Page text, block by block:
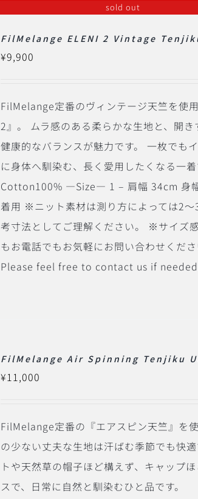
sold out
FilMelange ELENI 2 Vintage
¥9,900
FilMelange定番のヴィンテージ天竺を使
2』。 ムラ感のある柔らかな生地と、開
健康的なバランスが魅力です。 一枚でも
に身体へ馴染む、長く愛用したくなる一着
Cotton100% ―Size― 1 – 肩幅 34cm 身
着用 ※ニット素材は測り方によっては2
考寸法としてご理解ください。 ※サイズ
もお電話でもお気軽にお問い合わせく
Please feel free to contact us if
FilMelange Air Spinning Tenjiku
¥11,000
FilMelange定番の『エアスピン天竺』を
の少ない丈夫な生地は汗ばむ季節でも快
トや天然草の帽子ほど構えず、キャップ
スで、日常に自然と馴染むひと品です。